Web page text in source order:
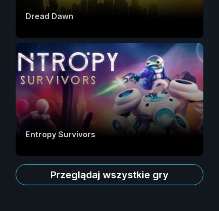
Dread Dawn
Entropy Survivors
Przeglądaj wszystkie gry